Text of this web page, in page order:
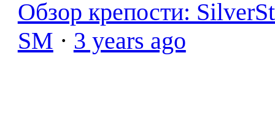
Обзор крепости:
SM · 3 years ago